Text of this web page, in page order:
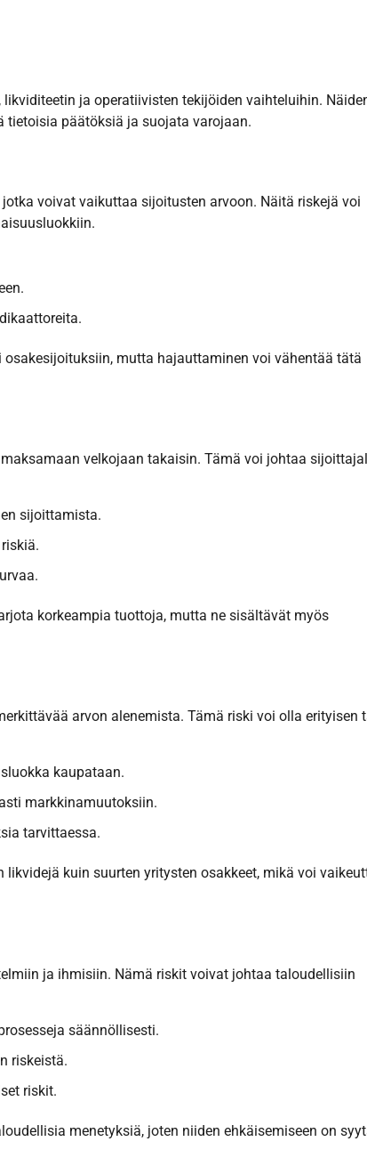
ja operatiivisten tekijöiden vaihteluihin.
päätöksiä ja suojata varojaan.
voivat vaikuttaa sijoitusten arvoon. Näitä riskejä voi
mutta hajauttaminen voi vähentää tätä
velkojaan takaisin. Tämä voi johtaa
sijoittamista.
korkeampia tuottoja, mutta ne sisältävät myös
arvon alenemista. Tämä riski voi olla erityisen
kaupataan.
markkinamuutoksiin.
tarvittaessa.
kuin suurten yritysten osakkeet, mikä voi
ja ihmisiin. Nämä riskit voivat johtaa taloudellisiin
säännöllisesti.
riskeistä.
riskit.
menetyksiä, joten niiden ehkäisemiseen on